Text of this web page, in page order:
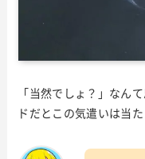
「当然でしょ？」なん
ドだとこの気遣いは当